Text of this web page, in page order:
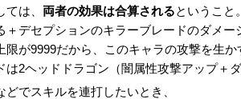
は、 両者の効果は合算されるということ。
＋デセプションのキラーブレードのダメ
限が9999だから、このキャラの攻撃を生
は2ヘッドドラゴン（闇属性攻撃アップ＋
どでスキルを連打したいとき、